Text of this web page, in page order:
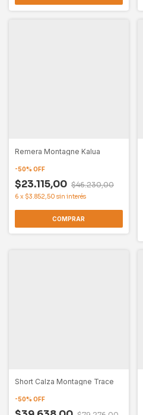
Remera Montagne Kalua
-50% OFF
$23.115,00 $46.230,00
6 x $3.852,50 sin interés
COMPRAR
Short Calza Montagne Trace
-50% OFF